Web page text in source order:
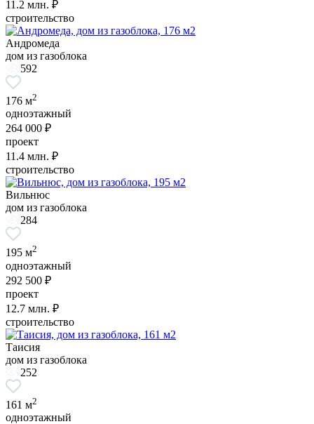
11.2 млн. ₽
строительство
Андромеда
дом из газоблока
592
176 м2
одноэтажный
264 000 ₽
проект
11.4 млн. ₽
строительство
Вильнюс
дом из газоблока
284
195 м2
одноэтажный
292 500 ₽
проект
12.7 млн. ₽
строительство
Таисия
дом из газоблока
252
161 м2
одноэтажный